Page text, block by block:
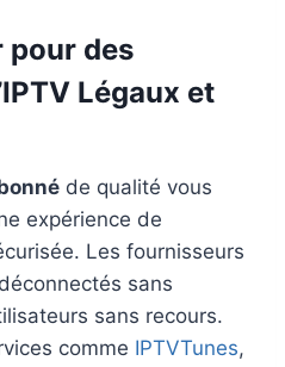
pour des
Légaux et
de qualité vous
expérience de
Les fournisseurs
sans
sans recours.
comme IPTVTunes,